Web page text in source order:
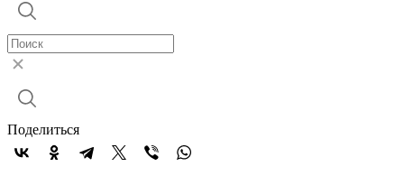
Поделиться